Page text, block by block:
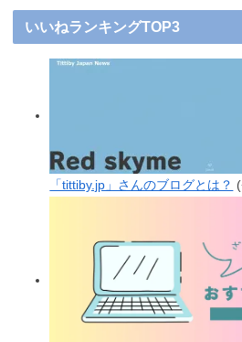
いいねランキングTOP3
「tittiby.jp」さんのブログとは？